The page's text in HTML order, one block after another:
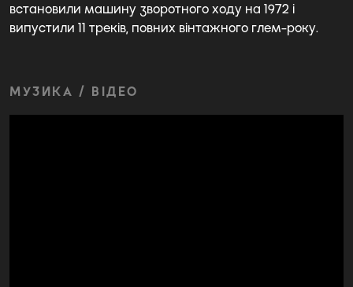
встановили машину зворотного ходу на 1972 і
випустили 11 треків, повних вінтажного глем-року.
МУЗИКА / ВІДЕО